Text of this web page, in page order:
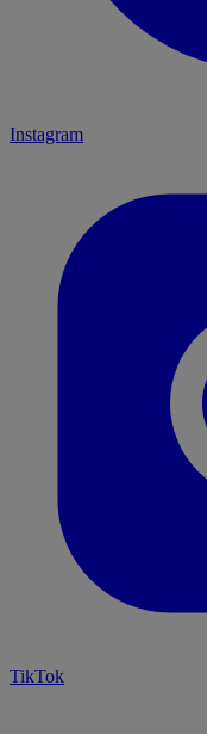
Instagram
TikTok